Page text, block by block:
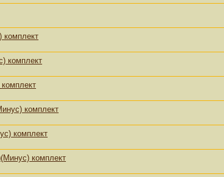
комплект
комплект
комплект
комплект
комплект